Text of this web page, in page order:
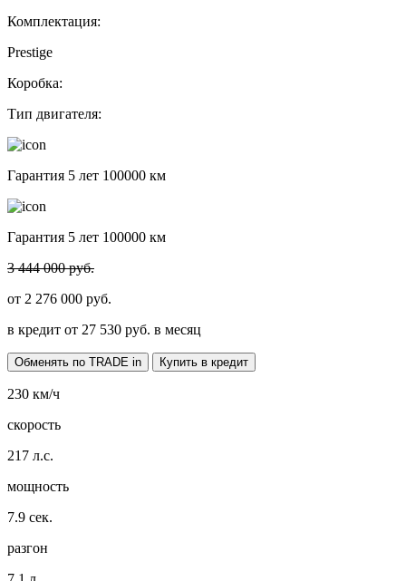
Комплектация:
Prestige
Коробка:
Тип двигателя:
Гарантия 5 лет 100000 км
Гарантия 5 лет 100000 км
3 444 000 руб.
от 2 276 000 руб.
в кредит от 27 530 руб. в месяц
Обменять по TRADE in Купить в кредит
230 км/ч
скорость
217 л.с.
мощность
7.9 сек.
разгон